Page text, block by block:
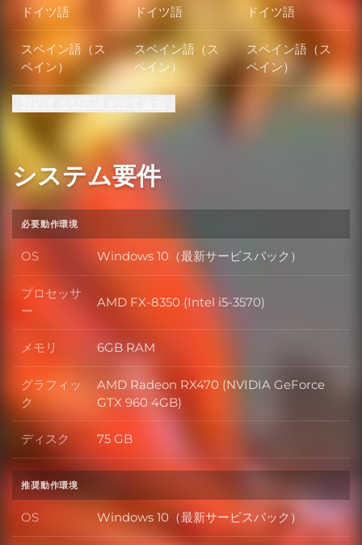
ドイツ語 ドイツ語 ドイツ語
スペイン語（ス
ペイン）
スペイン語（ス
ペイン）
スペイン語（ス
ペイン）
システム要件
必要動作環境
OS OS
Windows 10（最新サービスパック）
プロセッサ
ー
プロセッサー
AMD FX-8350 (Intel i5-3570)
メモリ メモリ
6GB RAM
グラフィッ
ク
グラフィック
AMD Radeon RX470 (NVIDIA GeForce
GTX 960 4GB)
ディスク ディスク
75 GB
推奨動作環境
OS OS
Windows 10（最新サービスパック）